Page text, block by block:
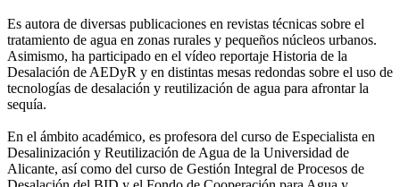
Es autora de diversas publicaciones en revistas técnicas sobre el
tratamiento de agua en zonas rurales y pequeños núcleos urbanos.
Asimismo, ha participado en el vídeo reportaje Historia de la
Desalación de AEDyR y en distintas mesas redondas sobre el uso de
tecnologías de desalación y reutilización de agua para afrontar la
sequía.
En el ámbito académico, es profesora del curso de Especialista en
Desalinización y Reutilización de Agua de la Universidad de
Alicante, así como del curso de Gestión Integral de Procesos de